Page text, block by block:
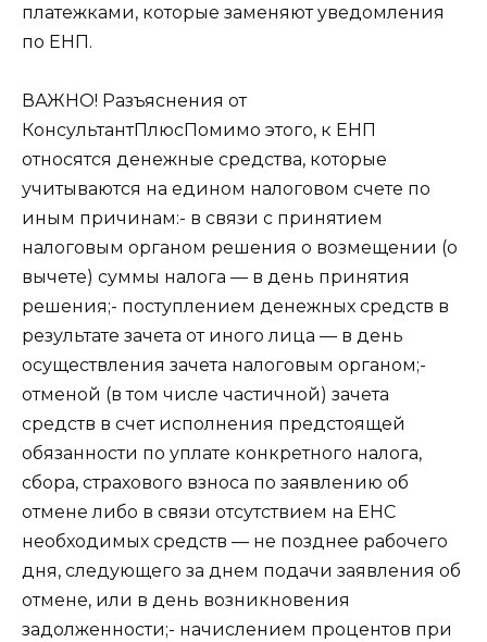
платежками, которые заменяют уведомления
по ЕНП.
ВАЖНО! Разъяснения от
КонсультантПлюсПомимо этого, к ЕНП
относятся денежные средства, которые
учитываются на едином налоговом счете по
иным причинам:- в связи с принятием
налоговым органом решения о возмещении (о
вычете) суммы налога — в день принятия
решения;- поступлением денежных средств в
результате зачета от иного лица — в день
осуществления зачета налоговым органом;-
отменой (в том числе частичной) зачета
средств в счет исполнения предстоящей
обязанности по уплате конкретного налога,
сбора, страхового взноса по заявлению об
отмене либо в связи отсутствием на ЕНС
необходимых средств — не позднее рабочего
дня, следующего за днем подачи заявления об
отмене, или в день возникновения
задолженности;- начислением процентов при